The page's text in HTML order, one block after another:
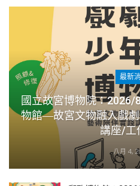
最新
國立故宮博物院：2026/
物館―故宮文物融入戲
講座/工
八月 4,